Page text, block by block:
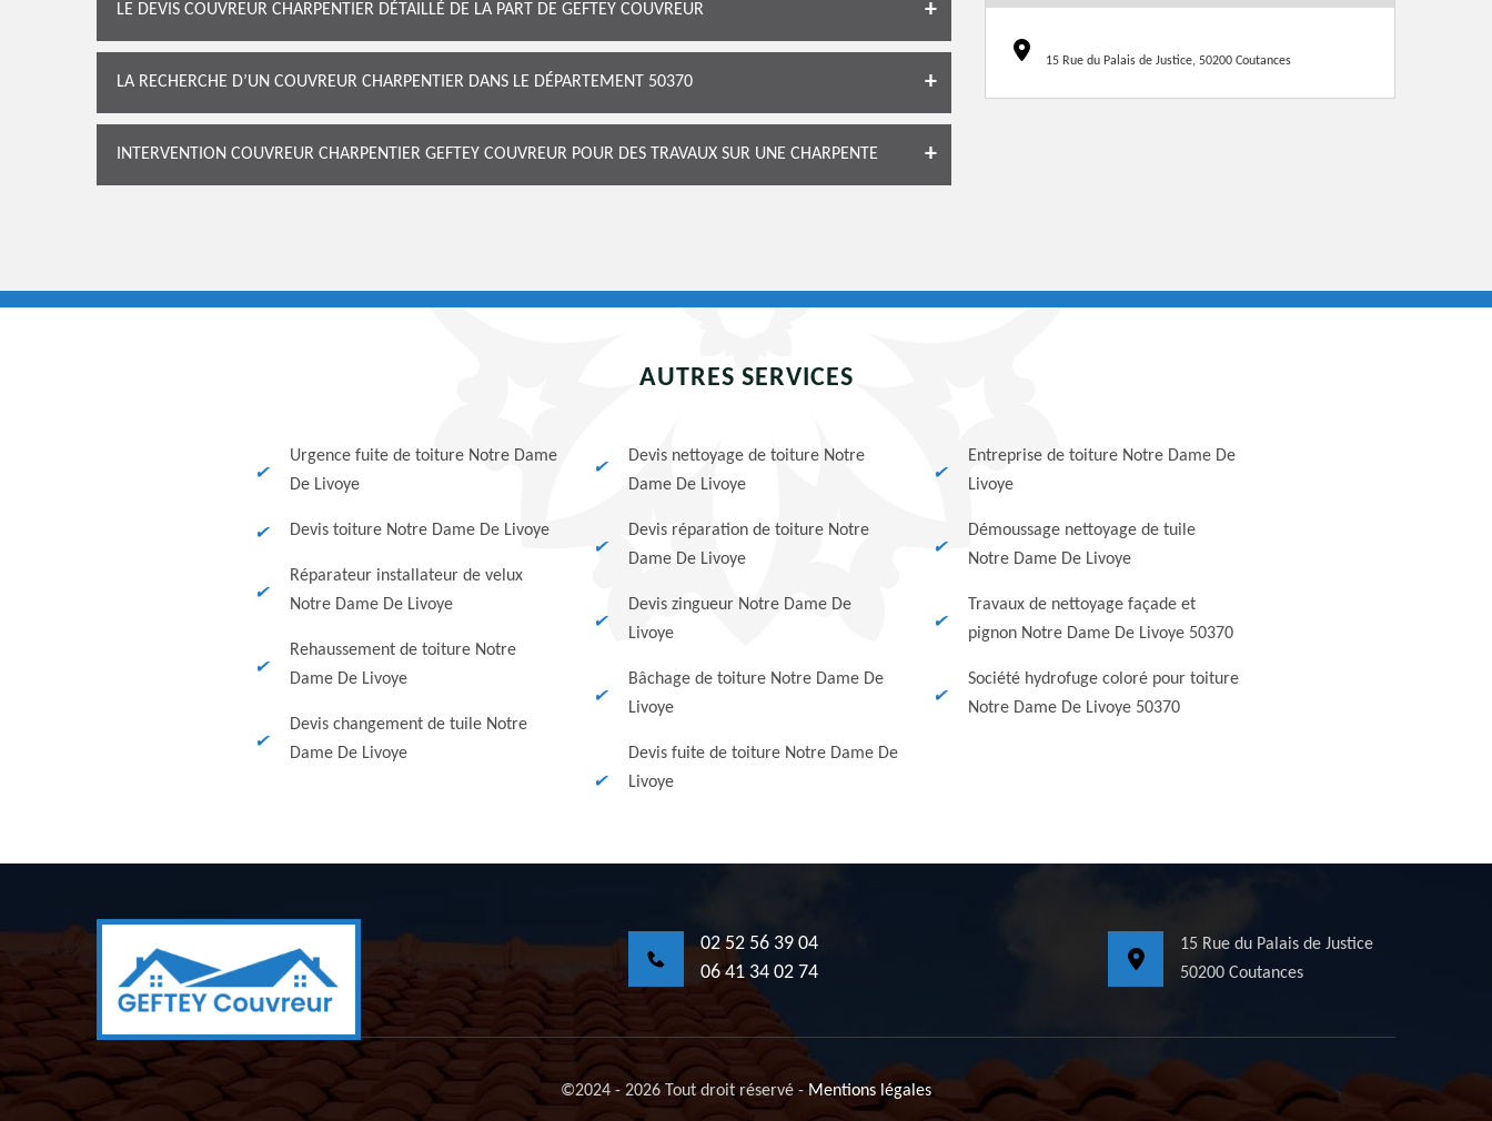
LE DEVIS COUVREUR CHARPENTIER DÉTAILLÉ DE LA PART DE GEFTEY COUVREUR
LA RECHERCHE D’UN COUVREUR CHARPENTIER DANS LE DÉPARTEMENT 50370
INTERVENTION COUVREUR CHARPENTIER GEFTEY COUVREUR POUR DES TRAVAUX SUR UNE CHARPENTE
15 Rue du Palais de Justice, 50200 Coutances
AUTRES SERVICES
Urgence fuite de toiture Notre Dame
De Livoye
Devis toiture Notre Dame De Livoye
Réparateur installateur de velux
Notre Dame De Livoye
Rehaussement de toiture Notre
Dame De Livoye
Devis changement de tuile Notre
Dame De Livoye
Devis nettoyage de toiture Notre
Dame De Livoye
Devis réparation de toiture Notre
Dame De Livoye
Devis zingueur Notre Dame De
Livoye
Bâchage de toiture Notre Dame De
Livoye
Devis fuite de toiture Notre Dame De
Livoye
Entreprise de toiture Notre Dame De
Livoye
Démoussage nettoyage de tuile
Notre Dame De Livoye
Travaux de nettoyage façade et
pignon Notre Dame De Livoye 50370
Société hydrofuge coloré pour toiture
Notre Dame De Livoye 50370
02 52 56 39 04
06 41 34 02 74
15 Rue du Palais de Justice
50200 Coutances
©2024 - 2026 Tout droit réservé -Mentions légales